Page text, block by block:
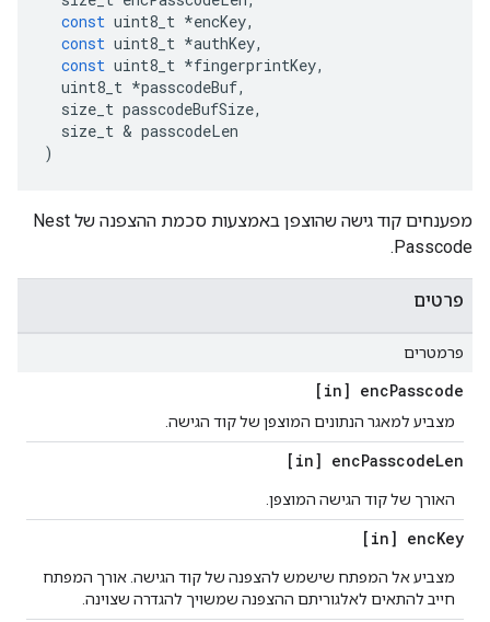
const uint8_t *encKey,
const uint8_t *authKey,
const uint8_t *fingerprintKey,
uint8_t *passcodeBuf,
size_t passcodeBufSize,
size_t & passcodeLen
)
מפענחים קוד גישה שהוצפן באמצעות סכמת ההצפנה של Nest
Passcode.
פרטים
פרמטרים
[in] encPasscode
מצביע למאגר הנתונים המוצפן של קוד הגישה.
[in] encPasscodeLen
האורך של קוד הגישה המוצפן.
[in] encKey
מצביע אל המפתח שישמש להצפנה של קוד הגישה. אורך המפתח
חייב להתאים לאלגוריתם ההצפנה שמשויך להגדרה שצוינה.